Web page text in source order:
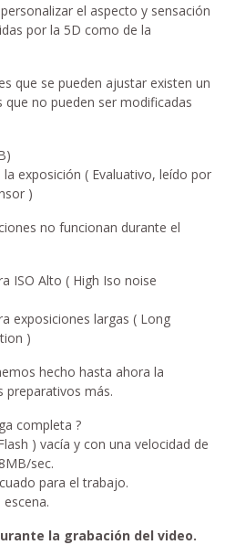
el aspecto y sensación
por la 5D como de la
que se pueden ajustar existen un
no pueden ser modificadas
exposición ( Evaluativo, leído por
)
no funcionan durante el
ISO Alto ( High Iso noise
exposiciones largas ( Long
)
hecho hasta ahora la
preparativos más.
completa ?
) vacía y con una velocidad de
sec.
para el trabajo.
la grabación del video.